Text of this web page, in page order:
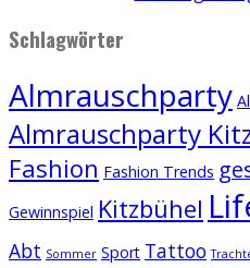
Schlagwörter
Almrauschparty
Almrauschparty
Fashion Fashion Trends
Gewinnspiel Kitzbühel
Abt Sommer Sport Tattoo